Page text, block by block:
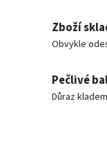
Zboží
Obvykle
Pečlivé
Důraz